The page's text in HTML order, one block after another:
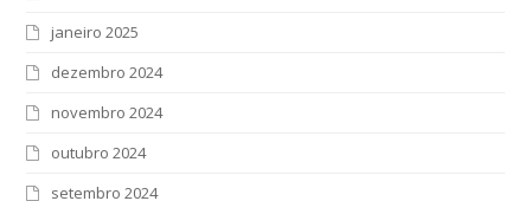
janeiro 2025
dezembro 2024
novembro 2024
outubro 2024
setembro 2024